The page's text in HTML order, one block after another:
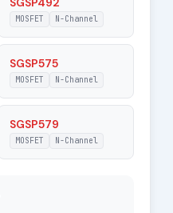
MOSFET N-Channel
SGSP575
MOSFET N-Channel
SGSP579
MOSFET N-Channel